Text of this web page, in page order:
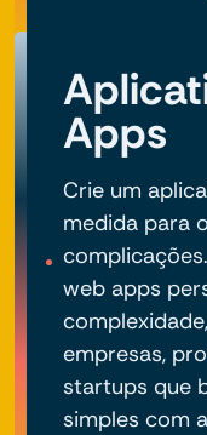
Apps
Crie um
medida para
web apps
empresas,
startups que
simples com